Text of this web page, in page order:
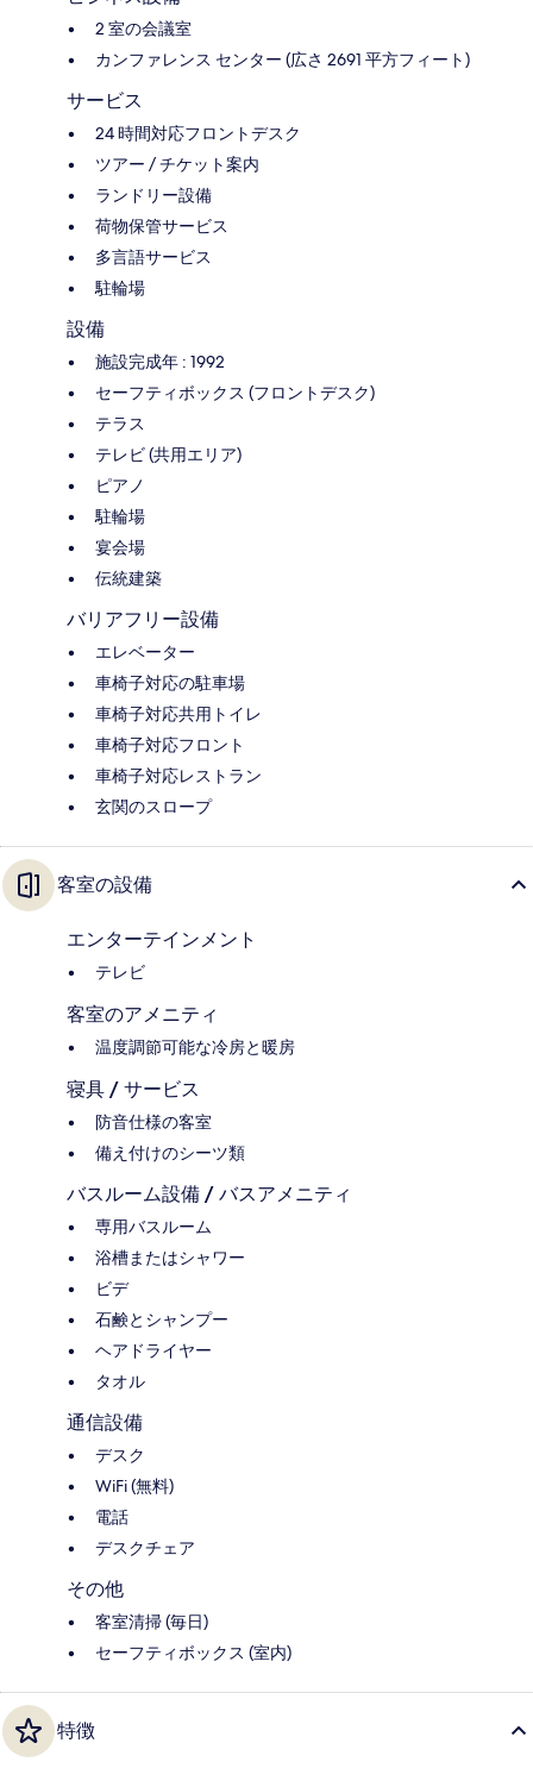
2 室の会議室
カンファレンス センター (広さ 2691 平方フィート)
サービス
24 時間対応フロントデスク
ツアー / チケット案内
ランドリー設備
荷物保管サービス
多言語サービス
駐輪場
設備
施設完成年 : 1992
セーフティボックス (フロントデスク)
テラス
テレビ (共用エリア)
ピアノ
駐輪場
宴会場
伝統建築
バリアフリー設備
エレベーター
車椅子対応の駐車場
車椅子対応共用トイレ
車椅子対応フロント
車椅子対応レストラン
玄関のスロープ
客室の設備
エンターテインメント
テレビ
客室のアメニティ
温度調節可能な冷房と暖房
寝具 / サービス
防音仕様の客室
備え付けのシーツ類
バスルーム設備 / バスアメニティ
専用バスルーム
浴槽またはシャワー
ビデ
石鹸とシャンプー
ヘアドライヤー
タオル
通信設備
デスク
WiFi (無料)
電話
デスクチェア
その他
客室清掃 (毎日)
セーフティボックス (室内)
特徴